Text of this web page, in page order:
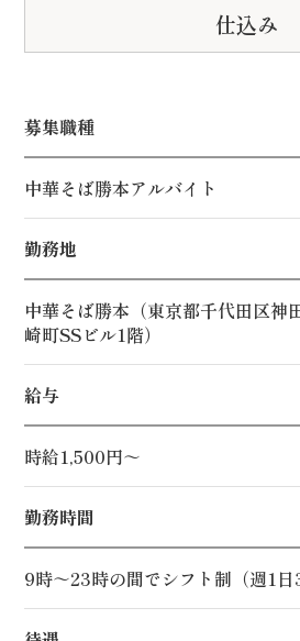
仕込み
募集職種
中華そば勝本アルバイト
勤務地
中華そば勝本（東京都千代田区神
崎町SSビル1階）
給与
時給1,500円～
勤務時間
9時～23時の間でシフト制（週1日